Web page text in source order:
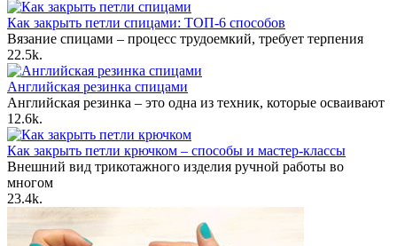
Как закрыть петли спицами: ТОП-6 способов
Вязание спицами – процесс трудоемкий, требует терпения
22.5k.
Английская резинка спицами
Английская резинка – это одна из техник, которые осваивают
1 2.6k.
Как закрыть петли крючком – способы и мастер-классы
Внешний вид трикотажного изделия ручной работы во
многом
23.4k.